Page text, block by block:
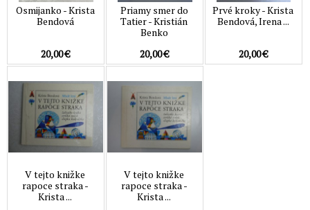
Osmijanko - Krista
Bendová
20,00 €
Priamy smer do
Tatier - Kristián
Benko
20,00 €
Prvé kroky - Krista
Bendová, Irena ...
20,00 €
V tejto knižke
rapoce straka -
Krista ...
V tejto knižke
rapoce straka -
Krista ...